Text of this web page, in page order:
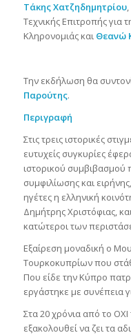
Τάκης Χατζηδημητρίου
Τεχνικής Επιτροπής για
Κληρονομιάς και Θεανώ
Την εκδήλωση θα
Παρούτης.
Περιγραφή
Στις τρεις ιστορικές
ευτυχείς συγκυρίες
ιστορικού
συμφιλίωσης και
ηγέτες η ελληνική
Δημήτρης Χριστόφιας,
κατώτεροι των
Εξαίρεση μοναδική ο
Τουρκοκυπρίων που
Που είδε την Κύπρο
εργάστηκε με συνέπεια
Στα 20 χρόνια από το
εξακολουθεί να ζει τα